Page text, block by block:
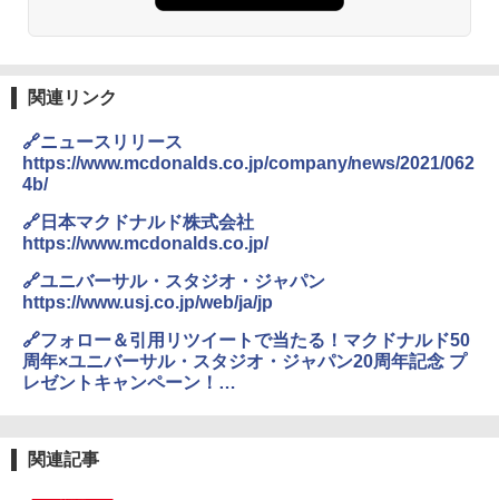
関連リンク
🔗ニュースリリース
https://www.mcdonalds.co.jp/company/news/2021/062
4b/
🔗日本マクドナルド株式会社
https://www.mcdonalds.co.jp/
🔗ユニバーサル・スタジオ・ジャパン
https://www.usj.co.jp/web/ja/jp
🔗フォロー＆引用リツイートで当たる！マクドナルド50
周年×ユニバーサル・スタジオ・ジャパン20周年記念 プ
レゼントキャンペーン！
関連記事